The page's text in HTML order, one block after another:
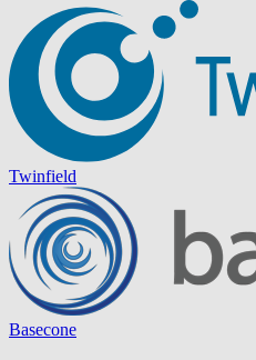
Twinfield
Basecone